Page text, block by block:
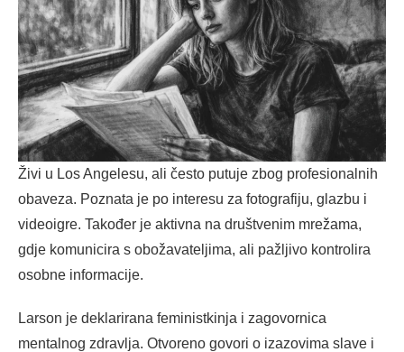
Živi u Los Angelesu, ali često putuje zbog profesionalnih
obaveza. Poznata je po interesu za fotografiju, glazbu i
videoigre. Također je aktivna na društvenim mrežama,
gdje komunicira s obožavateljima, ali pažljivo kontrolira
osobne informacije.
Larson je deklarirana feministkinja i zagovornica
mentalnog zdravlja. Otvoreno govori o izazovima slave i